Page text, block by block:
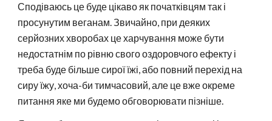
Сподіваюсь це буде цікаво як початківцям так і
просунутим веганам. Звичайно, при деяких
серйозних хворобах це харчування може бути
недостатнім по рівню свого оздоровчого ефекту і
треба буде більше сирої їжі, або повний перехід на
сиру їжу, хоча-би тимчасовий, але це вже окреме
питання яке ми будемо обговорювати пізніше.